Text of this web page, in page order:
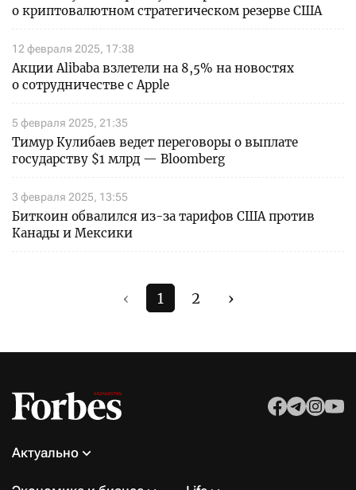
о криптовалютном стратегическом резерве США
12 февраля 2025, 17:38
Акции Alibaba взлетели на 8,5% на новостях
о сотрудничестве с Apple
5 февраля 2025, 21:35
Тимур Кулибаев ведет переговоры о выплате
государству $1 млрд — Bloomberg
3 февраля 2025, 13:55
Биткоин обвалился из-за тарифов США против
Канады и Мексики
‹ 1 2 ›
Актуально